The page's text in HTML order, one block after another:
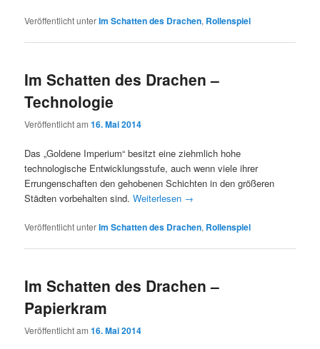
Veröffentlicht unterIm Schatten des Drachen, Rollenspiel
Im Schatten des Drachen –
Technologie
Veröffentlicht am16. Mai 2014
Das „Goldene Imperium“ besitzt eine ziehmlich hohe
technologische Entwicklungsstufe, auch wenn viele ihrer
Errungenschaften den gehobenen Schichten in den größeren
Städten vorbehalten sind.Weiterlesen →
Veröffentlicht unterIm Schatten des Drachen, Rollenspiel
Im Schatten des Drachen –
Papierkram
Veröffentlicht am16. Mai 2014